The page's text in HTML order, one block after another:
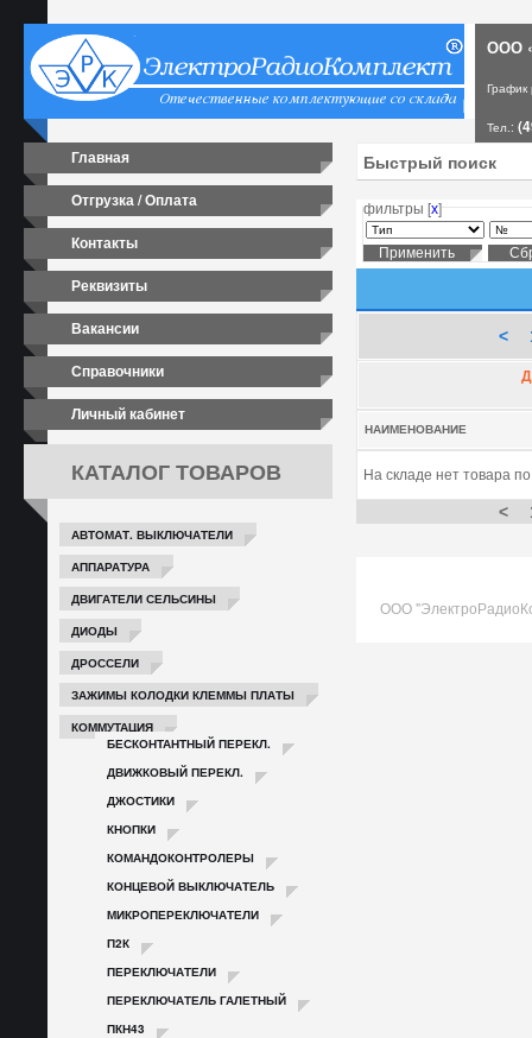
ООО
Тел.:
Главная
Отгрузка / Оплата
Контакты
Реквизиты
Вакансии
Справочники
Личный кабинет
КАТАЛОГ ТОВАРОВ
АВТОМАТ. ВЫКЛЮЧАТЕЛИ
АППАРАТУРА
ДВИГАТЕЛИ СЕЛЬСИНЫ
ДИОДЫ
ДРОССЕЛИ
ЗАЖИМЫ КОЛОДКИ КЛЕММЫ ПЛАТЫ
КОММУТАЦИЯ
БЕСКОНТАНТНЫЙ ПЕРЕКЛ.
ДВИЖКОВЫЙ ПЕРЕКЛ.
ДЖОСТИКИ
КНОПКИ
КОМАНДОКОНТРОЛЕРЫ
КОНЦЕВОЙ ВЫКЛЮЧАТЕЛЬ
МИКРОПЕРЕКЛЮЧАТЕЛИ
П2К
ПЕРЕКЛЮЧАТЕЛИ
ПЕРЕКЛЮЧАТЕЛЬ ГАЛЕТНЫЙ
ПКН43
фильтры [х]
<
НАИМЕНОВАНИЕ
На складе нет товара
<
ООО